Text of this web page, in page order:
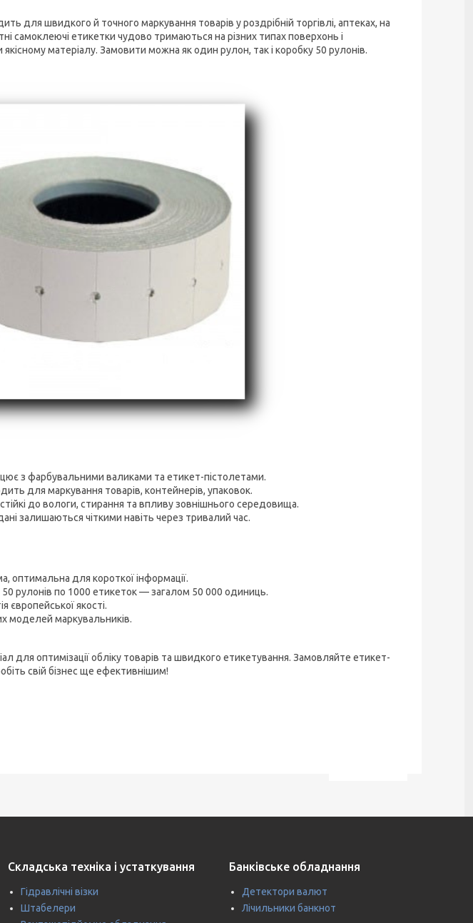
для швидкого й точного маркування товарів у роздрібній торгівлі, аптеках, на
самоклеючі етикетки чудово тримаються на різних типах поверхонь і
матеріалу. Замовити можна як один рулон, так і коробку 50 рулонів.
з фарбувальними валиками та етикет-пістолетами.
для маркування товарів, контейнерів, упаковок.
до вологи, стирання та впливу зовнішнього середовища.
залишаються чіткими навіть через тривалий час.
для короткої інформації.
рулонів по 1000 етикеток — загалом 50 000 одиниць.
європейської якості.
моделей маркувальників.
для оптимізації обліку товарів та швидкого етикетування. Замовляйте етикет-
свій бізнес ще ефективнішим!
Складська техніка і устаткування
Гідравлічні візки
Штабелери
Банківське обладнання
Детектори валют
Лічильники банкнот